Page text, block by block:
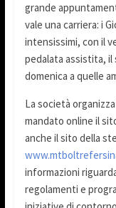
grande
vale una carriera: i
intensissimi, con il
pedalata assistita, il
domenica a quelle
La società
mandato online il
anche il sito della
informazioni
regolamenti e